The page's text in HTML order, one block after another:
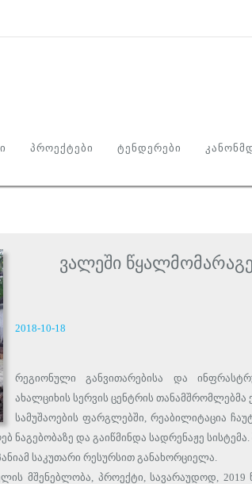
ᲞᲠᲝᲔᲥᲢᲔᲑᲘ ᲢᲔᲜᲓᲔᲠᲔᲑᲘ
ვალეში
2018-10-18
რეგიონული განვითარებისა და
ახალციხის სერვის ცენტრის
სამუშაოების ფარგლებში, რეაბილიტაცია
ნაგებობაზე და გაიწმინდა სადრენაჟე
საკუთარი რესურსით განახორციელა.
მშენებლობა, პროექტი, სავარაუდოდ, 2019